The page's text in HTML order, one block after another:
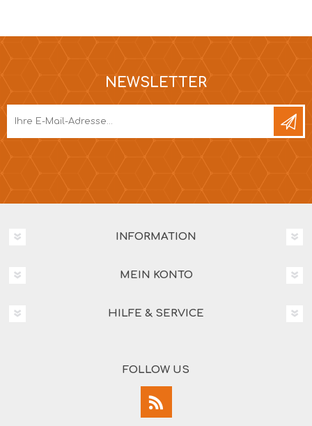
NEWSLETTER
INFORMATION
MEIN KONTO
HILFE & SERVICE
FOLLOW US